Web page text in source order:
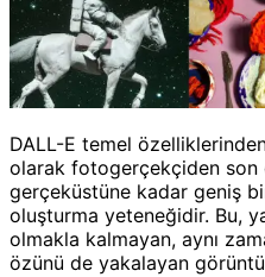
DALL-E temel
olarak fotogerçekçiden son
gerçeküstüne kadar geniş
oluşturma yeteneğidir. Bu,
olmakla kalmayan, aynı
özünü de yakalayan